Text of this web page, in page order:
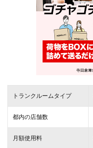
トランクルームタイプ
都内の店舗数
月額使用料